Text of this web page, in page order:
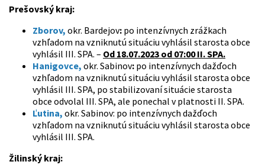
Prešovský kraj:
Zborov, okr. Bardejov: po intenzívnych zrážkach
vzhľadom na vzniknutú situáciu vyhlásil starosta obce
vyhlásil III. SPA. – Od 18.07.2023 od 07:00 II. SPA.
Hanigovce, okr. Sabinov: po intenzívnych dažďoch
vzhľadom na vzniknutú situáciu vyhlásil starosta obce
vyhlásil III. SPA, po stabilizovaní situácie starosta
obce odvolal III. SPA, ale ponechal v platnosti II. SPA.
Ľutina, okr. Sabinov: po intenzívnych dažďoch
vzhľadom na vzniknutú situáciu vyhlásil starosta obce
vyhlásil III. SPA.
Žilinský kraj: